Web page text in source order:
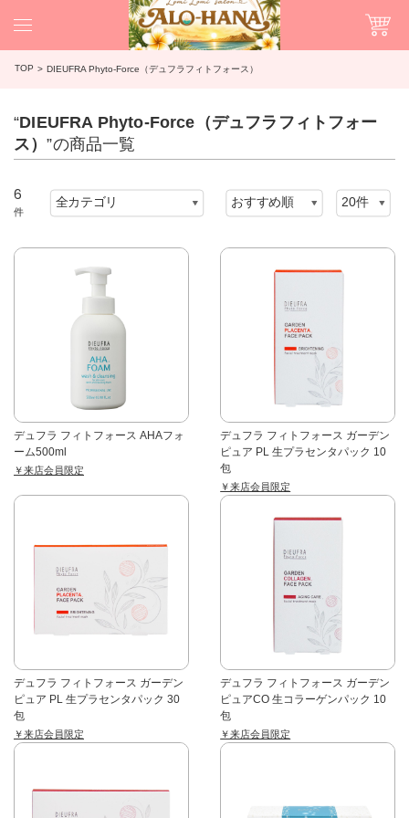
TOP DIEUFRA Phyto-Force（デュフラフィトフォース）
“DIEUFRA Phyto-Force（デュフラフィトフォー
ス）”の商品一覧
6
件
デュフラ フィトフォース AHAフォ
ーム500ml
￥来店会員限定
デュフラ フィトフォース ガーデン
ピュア PL 生プラセンタパック 10
包
￥来店会員限定
デュフラ フィトフォース ガーデン
ピュア PL 生プラセンタパック 30
包
￥来店会員限定
デュフラ フィトフォース ガーデン
ピュアCO 生コラーゲンパック 10
包
￥来店会員限定